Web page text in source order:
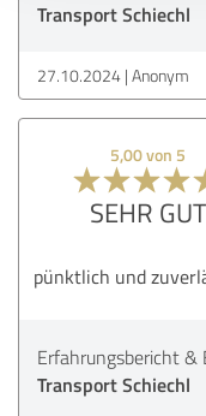
Transport Schiechl
27.10.2024 Anonym
5,00 von 5
SEHR GUT
pünktlich und
Erfahrungsbericht &
Transport Schiechl